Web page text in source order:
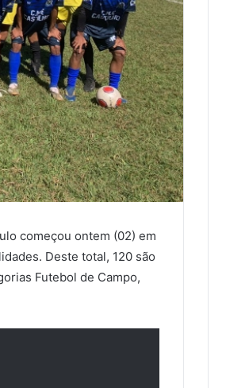
começou ontem (02) em
Deste total, 120 são
Futebol de Campo,